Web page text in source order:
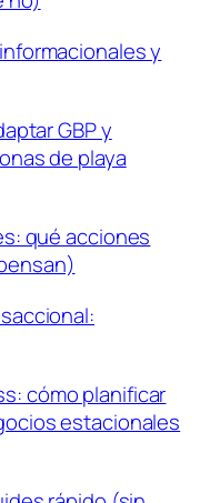
y
GBP y
de playa
qué acciones
cómo planificar
estacionales